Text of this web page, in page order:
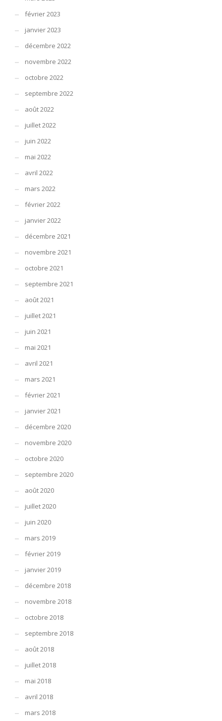
février 2023
janvier 2023
décembre 2022
novembre 2022
octobre 2022
septembre 2022
août 2022
juillet 2022
juin 2022
mai 2022
avril 2022
mars 2022
février 2022
janvier 2022
décembre 2021
novembre 2021
octobre 2021
septembre 2021
août 2021
juillet 2021
juin 2021
mai 2021
avril 2021
mars 2021
février 2021
janvier 2021
décembre 2020
novembre 2020
octobre 2020
septembre 2020
août 2020
juillet 2020
juin 2020
mars 2019
février 2019
janvier 2019
décembre 2018
novembre 2018
octobre 2018
septembre 2018
août 2018
juillet 2018
mai 2018
avril 2018
mars 2018